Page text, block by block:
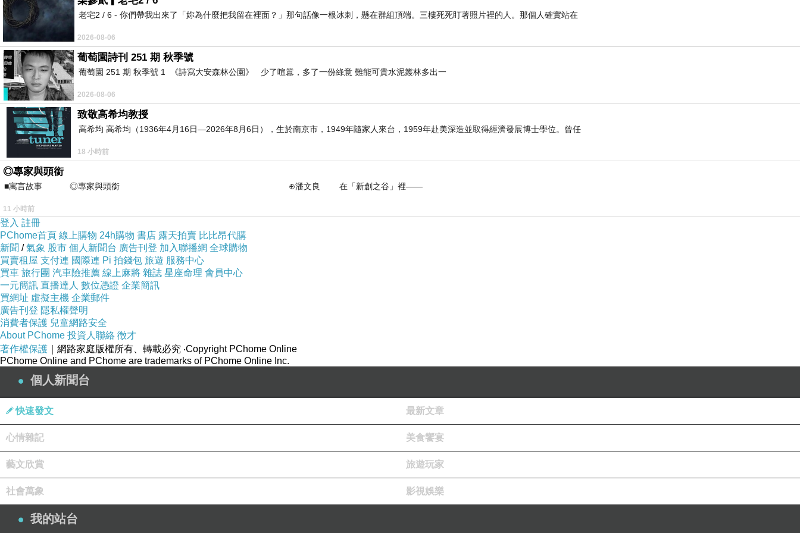
老宅2 / 6 - 你們帶我出來了「妳為什麼把我留在裡面？」那句話像一根冰刺，懸在群組頂端。三樓死死盯著照片裡的人。那個人確實站在
2026-08-06
葡萄園詩刊 251 期 秋季號
葡萄園 251 期 秋季號 1 《詩寫大安森林公園》 少了喧囂，多了一份綠意 難能可貴水泥叢林多出一
2026-08-06
致敬高希均教授
高希均 高希均（1936年4月16日—2026年8月6日），生於南京市，1949年隨家人來台，1959年赴美深造並取得經濟發展博士學位。曾任
18 小時前
◎專家與頭銜
■寓言故事 ◎專家與頭銜 ⊕潘文良 在「新創之谷」裡——
11 小時前
登入 註冊
PChome首頁 線上購物 24h購物 書店 露天拍賣 比比昂代購
新聞 /氣象 股市 個人新聞台 廣告刊登 加入聯播網 全球購物
買賣租屋 支付連 國際連 Pi 拍錢包 旅遊 服務中心
買車 旅行團 汽車險推薦 線上麻將 雜誌 星座命理 會員中心
一元簡訊 直播達人 數位憑證 企業簡訊
買網址 虛擬主機 企業郵件
廣告刊登 隱私權聲明
消費者保護 兒童網路安全
About PChome 投資人聯絡 徵才
著作權保護 ｜網路家庭版權所有、轉載必究 ‧Copyright PChome Online
PChome Online and PChome are trademarks of PChome Online Inc.
個人新聞台
快速發文 最新文章
心情雜記 美食饗宴
藝文欣賞 旅遊玩家
社會萬象 影視娛樂
我的站台